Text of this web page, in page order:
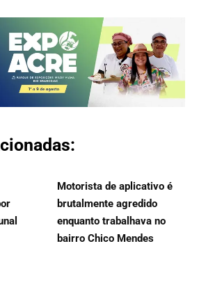
Motorista de aplicativo é
brutalmente agredido
enquanto trabalhava no
bairro Chico Mendes